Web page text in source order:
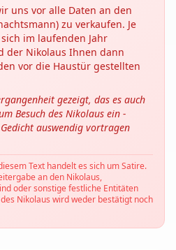
uns vor alle Daten an den
zu verkaufen. Je
im laufenden Jahr
der Nikolaus Ihnen dann
vor die Haustür gestellten
gezeigt, das es auch
Besuch des Nikolaus ein -
auswendig vortragen
Text handelt es sich um Satire.
an den Nikolaus,
oder sonstige festliche Entitäten
Nikolaus wird weder bestätigt noch